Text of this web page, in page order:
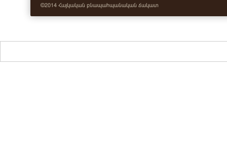
©2014 Հայկական բնապահպանական ճակատ